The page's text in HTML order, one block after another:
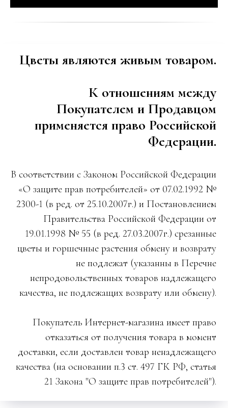
Цветы являются живым товаром.
К отношениям между
Покупателем и Продавцом
применяется право Российской
Федерации.
В соответствии с Законом Российской Федерации
«О защите прав потребителей» от 07.02.1992 №
2300-1 (в ред. от 25.10.2007г.) и Постановлением
Правительства Российской Федерации от
19.01.1998 № 55 (в ред. 27.03.2007г.) срезанные
цветы и горшечные растения обмену и возврату
не подлежат (указанны в Перечне
непродовольственных товаров надлежащего
качества, не подлежащих возврату или обмену).
Покупатель Интернет-магазина имеет право
отказаться от получения товара в момент
доставки, если доставлен товар ненадлежащего
качества (на основании п.3 ст. 497 ГК РФ, статья
21 Закона "О защите прав потребителей").